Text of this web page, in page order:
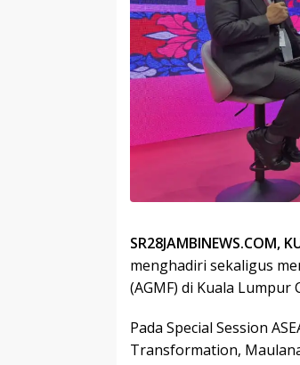
SR28JAMBINEWS.COM,
menghadiri sekaligus
(AGMF) di Kuala Lumpur
Pada Special Session
Transformation,